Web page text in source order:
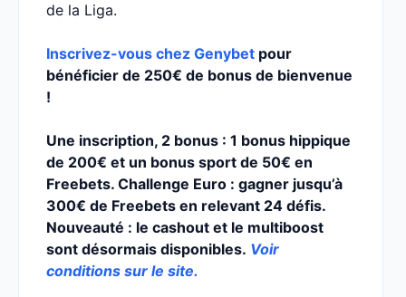
de la Liga.
Inscrivez-vous chez Genybet pour
bénéficier de 250€ de bonus de bienvenue
!
Une inscription, 2 bonus : 1 bonus hippique
de 200€ et un bonus sport de 50€ en
Freebets. Challenge Euro : gagner jusqu’à
300€ de Freebets en relevant 24 défis.
Nouveauté : le cashout et le multiboost
sont désormais disponibles. Voir
conditions sur le site.